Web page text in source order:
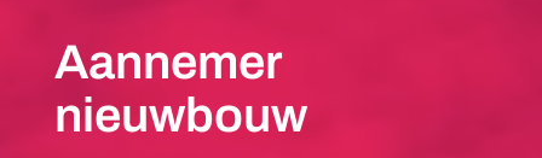
Aannemer
nieuwbouw